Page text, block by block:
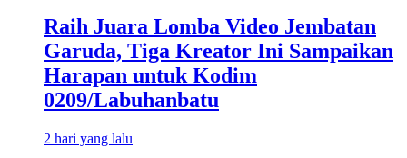
Raih Juara Lomba Video Jembatan
Garuda, Tiga Kreator Ini Sampaikan
Harapan untuk Kodim
0209/Labuhanbatu
2 hari yang lalu